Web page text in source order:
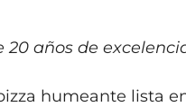
20 años de
humeante lista